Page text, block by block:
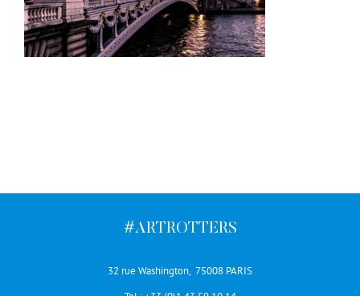
#ARTROTTERS
32 rue Washington, 75008 PARIS